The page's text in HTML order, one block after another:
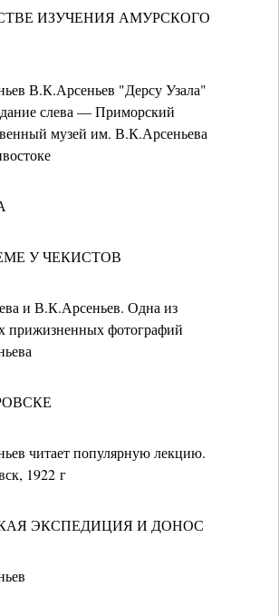
ИЗУЧЕНИЯ АМУРСКОГО
В.К.Арсеньев "Дерсу Узала"
слева — Приморский
музей им. В.К.Арсеньева
У ЧЕКИСТОВ
и В.К.Арсеньев. Одна из
прижизненных фотографий
читает популярную лекцию.
1922 г
ЭКСПЕДИЦИЯ И ДОНОС